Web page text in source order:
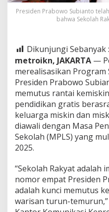
Presiden Prabowo Subianto
bahwa Sekolah
Dikunjungi Sebanyak :
metroikn, JAKARTA —
merealisasikan Program
Presiden Prabowo
memutus rantai
pendidikan gratis
keluarga miskin dan
diawali dengan Masa
Sekolah (MPLS) yang
2025.
“Sekolah Rakyat adalah
nomor empat Presiden
adalah kunci memutus
warisan turun-